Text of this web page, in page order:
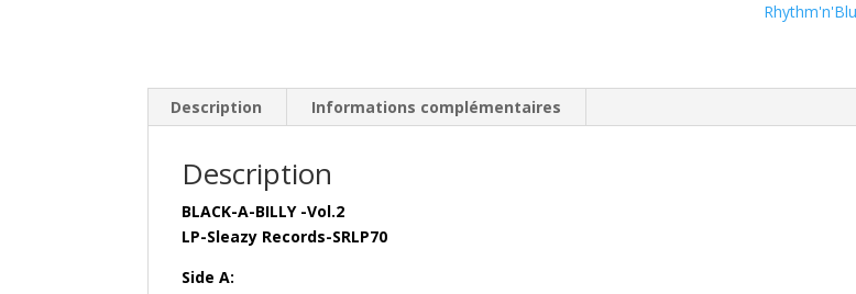
Description Informations complémentaires
Description
BLACK-A-BILLY -Vol.2
LP-Sleazy Records-SRLP70
Side A: